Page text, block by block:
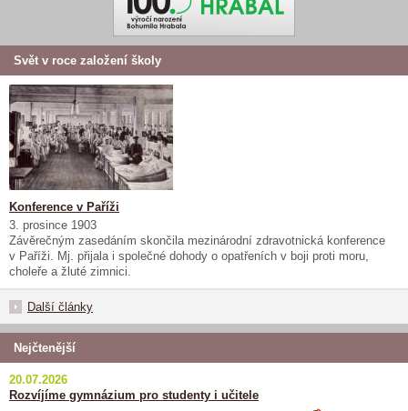
Svět v roce založení školy
Konference v Paříži
3. prosince 1903
Závěrečným zasedáním skončila mezinárodní zdravotnická konference
v Paříži. Mj. přijala i společné dohody o opatřeních v boji proti moru,
choleře a žluté zimnici.
Další články
Nejčtenější
20.07.2026
Rozvíjíme gymnázium pro studenty i učitele